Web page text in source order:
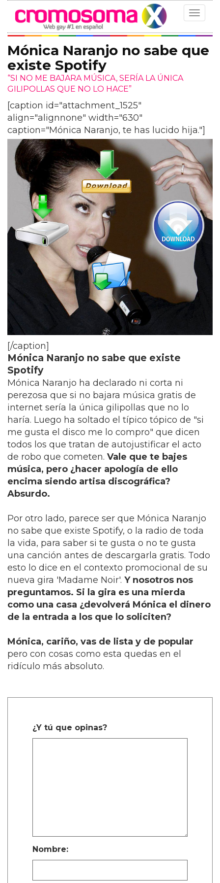
Toggle
Mónica Naranjo no sabe que
existe Spotify
“SI NO ME BAJARA MÚSICA, SERÍA LA ÚNICA
GILIPOLLAS QUE NO LO HACE”
[caption id="attachment_1525"
align="alignnone" width="630"
caption="Mónica Naranjo, te has lucido hija."]
[/caption]
Mónica Naranjo no sabe que existe
Spotify
Mónica Naranjo ha declarado ni corta ni
perezosa que si no bajara música gratis de
internet sería la única gilipollas que no lo
haría. Luego ha soltado el típico tópico de "si
me gusta el disco me lo compro" que dicen
todos los que tratan de autojustificar el acto
de robo que cometen. Vale que te bajes
música, pero ¿hacer apología de ello
encima siendo artisa discográfica?
Absurdo.
Por otro lado, parece ser que Mónica Naranjo
no sabe que existe Spotify, o la radio de toda
la vida, para saber si te gusta o no te gusta
una canción antes de descargarla gratis. Todo
esto lo dice en el contexto promocional de su
nueva gira 'Madame Noir'. Y nosotros nos
preguntamos. Si la gira es una mierda
como una casa ¿devolverá Mónica el dinero
de la entrada a los que lo soliciten?
Mónica, cariño, vas de lista y de popular
pero con cosas como esta quedas en el
ridículo más absoluto.
¿Y tú que opinas?
Nombre: